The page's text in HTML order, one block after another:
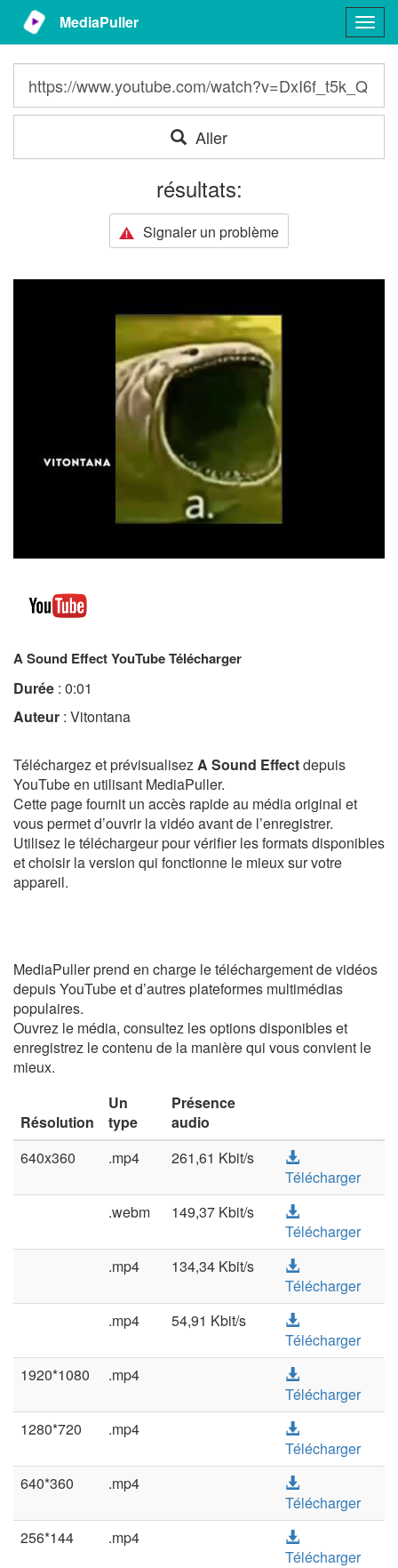
MediaPuller
Aller
résultats:
Signaler un problème
A Sound Effect YouTube Télécharger
Durée : 0:01
Auteur : Vitontana
Téléchargez et prévisualisezA Sound Effectdepuis
YouTube en utilisant MediaPuller.
Cette page fournit un accès rapide au média original et
vous permet d’ouvrir la vidéo avant de l’enregistrer.
Utilisez le téléchargeur pour vérifier les formats disponibles
et choisir la version qui fonctionne le mieux sur votre
appareil.
MediaPuller prend en charge le téléchargement de vidéos
depuis YouTube et d’autres plateformes multimédias
populaires.
Ouvrez le média, consultez les options disponibles et
enregistrez le contenu de la manière qui vous convient le
mieux.
Résolution
Un
type
Présence
audio
640x360
.mp4
261,61 Kbit/s
Télécharger
.webm
149,37 Kbit/s
Télécharger
.mp4
134,34 Kbit/s
Télécharger
.mp4
54,91 Kbit/s
Télécharger
1920*1080
.mp4
Télécharger
1280*720
.mp4
Télécharger
640*360
.mp4
Télécharger
256*144
.mp4
Télécharger